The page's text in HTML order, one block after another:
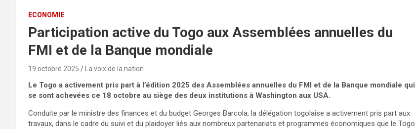
ECONOMIE
Participation active du Togo aux Assemblées annuelles du
FMI et de la Banque mondiale
19 octobre 2025 La voix de la nation
Le Togo a activement pris part à l’édition 2025 des Assemblées annuelles du FMI et de la Banque mondiale qui
se sont achevées ce 18 octobre au siège des deux institutions à Washington aux USA.
Conduite par le ministre des finances et du budget Georges Barcola, la délégation togolaise a activement pris part aux
travaux, dans le cadre du suivi et du plaidoyer liés aux nombreux partenariats et programmes économiques que le Togo